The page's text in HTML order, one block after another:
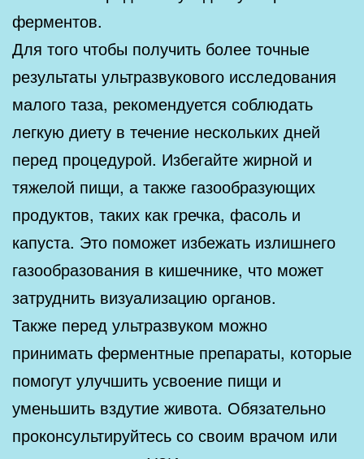
ферментов.
Для того чтобы получить более точные
результаты ультразвукового исследования
малого таза, рекомендуется соблюдать
легкую диету в течение нескольких дней
перед процедурой. Избегайте жирной и
тяжелой пищи, а также газообразующих
продуктов, таких как гречка, фасоль и
капуста. Это поможет избежать излишнего
газообразования в кишечнике, что может
затруднить визуализацию органов.
Также перед ультразвуком можно
принимать ферментные препараты, которые
помогут улучшить усвоение пищи и
уменьшить вздутие живота. Обязательно
проконсультируйтесь со своим врачом или